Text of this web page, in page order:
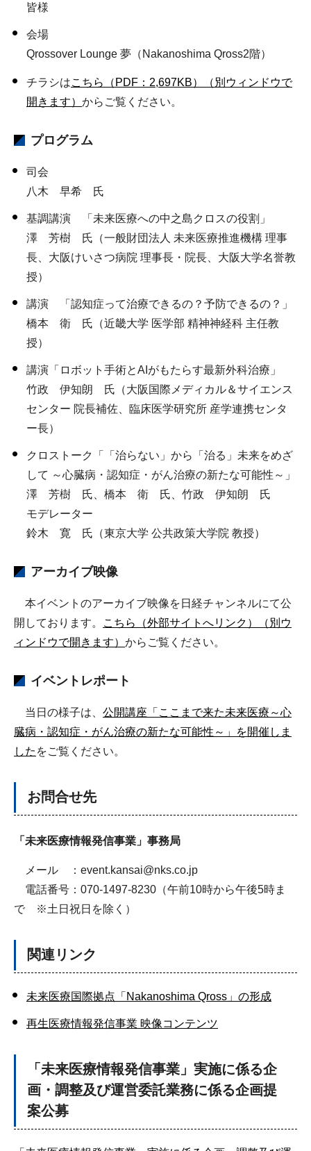
皆様
会場
Qrossover Lounge 夢（Nakanoshima Qross2階）
チラシはこちら（PDF：2,697KB）（別ウィンドウで
開きます） からご覧ください。
プログラム
司会
八木 早希 氏
基調講演 「未来医療への中之島クロスの役割」
澤 芳樹 氏（一般財団法人 未来医療推進機構 理事
長、大阪けいさつ病院 理事長・院長、大阪大学名誉教
授）
講演 「認知症って治療できるの？予防できるの？」
橋本 衛 氏（近畿大学 医学部 精神神経科 主任教
授）
講演「ロボット手術とAIがもたらす最新外科治療」
竹政 伊知朗 氏（大阪国際メディカル＆サイエンス
センター 院長補佐、臨床医学研究所 産学連携センタ
ー長）
クロストーク「「治らない」から「治る」未来をめざ
して ～心臓病・認知症・がん治療の新たな可能性～」
澤 芳樹 氏、橋本 衛 氏、竹政 伊知朗 氏
モデレーター
鈴木 寛 氏（東京大学 公共政策大学院 教授）
アーカイブ映像
本イベントのアーカイブ映像を日経チャンネルにて公
開しております。
こちら（外部サイトへリンク）（別ウ
ィンドウで開きます） からご覧ください。
イベントレポート
当日の様子は、 公開講座「ここまで来た未来医療～心
臓病・認知症・がん治療の新たな可能性～」を開催しま
した をご覧ください。
お問合せ先
「未来医療情報発信事業」事務局
メール ：event.kansai@nks.co.jp
電話番号：070-1497-8230（午前10時から午後5時ま
で ※土日祝日を除く）
関連リンク
未来医療国際拠点「Nakanoshima Qross」の形成
再生医療情報発信事業 映像コンテンツ
「未来医療情報発信事業」実施に係る企
画・調整及び運営委託業務に係る企画提
案公募